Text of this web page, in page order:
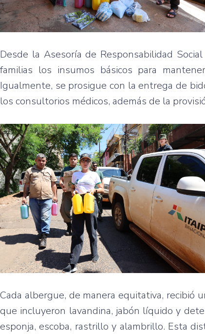
Desde la Asesoría de Responsabilidad
familias los insumos básicos para
Igualmente, se prosigue con la entrega de
los consultorios médicos, además de la
Cada albergue, de manera equitativa, recibió
que incluyeron lavandina, jabón líquido y
esponja, escoba, rastrillo y alambrillo. Esta